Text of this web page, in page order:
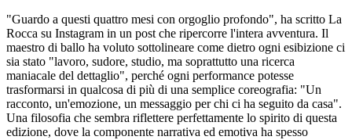
"Guardo a questi quattro mesi con orgoglio profondo", ha scritto La
Rocca su Instagram in un post che ripercorre l'intera avventura. Il
maestro di ballo ha voluto sottolineare come dietro ogni esibizione ci
sia stato "lavoro, sudore, studio, ma soprattutto una ricerca
maniacale del dettaglio", perché ogni performance potesse
trasformarsi in qualcosa di più di una semplice coreografia: "Un
racconto, un'emozione, un messaggio per chi ci ha seguito da casa".
Una filosofia che sembra riflettere perfettamente lo spirito di questa
edizione, dove la componente narrativa ed emotiva ha spesso